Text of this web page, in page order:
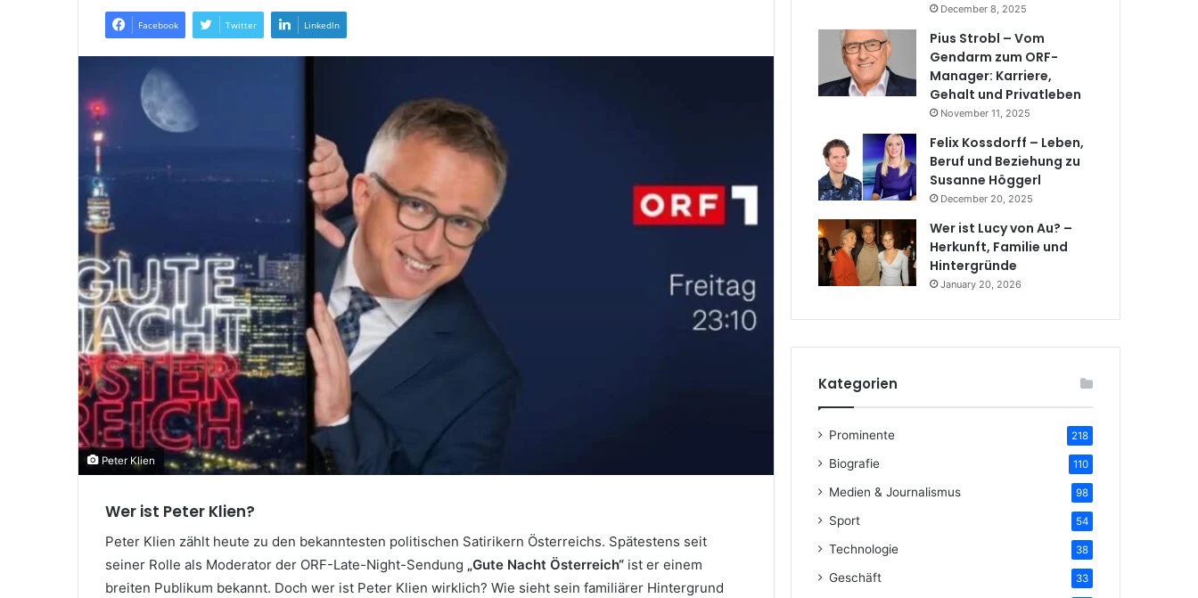
email
Facebook Twitter LinkedIn
Peter Klien
Wer ist Peter Klien?
Peter Klien zählt heute zu den bekanntesten politischen Satirikern Österreichs. Spätestens seit
seiner Rolle als Moderator der ORF-Late-Night-Sendung „Gute Nacht Österreich“ ist er einem
breiten Publikum bekannt. Doch wer ist Peter Klien wirklich? Wie sieht sein familiärer Hintergrund
December 8, 2025
Pius Strobl – Vom
Gendarm zum ORF-
Manager: Karriere,
Gehalt und Privatleben
November 11, 2025
Felix Kossdorff – Leben,
Beruf und Beziehung zu
Susanne Höggerl
December 20, 2025
Wer ist Lucy von Au? –
Herkunft, Familie und
Hintergründe
January 20, 2026
Kategorien
Prominente 218
Biografie 110
Medien & Journalismus 98
Sport 54
Technologie 38
Geschäft 33